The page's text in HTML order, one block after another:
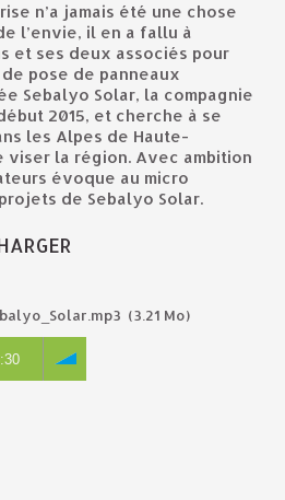
l’envie, il en a fallu à
et ses deux associés pour
pose de panneaux
Sebalyo Solar, la compagnie
2015, et cherche à se
les Alpes de Haute-
viser la région. Avec ambition
évoque au micro
de Sebalyo Solar.
(3.21 Mo)